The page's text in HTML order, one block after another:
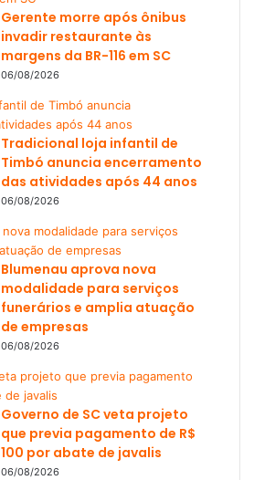
Gerente morre após ônibus
invadir restaurante às
margens da BR-116 em SC
06/08/2026
Tradicional loja infantil de
Timbó anuncia encerramento
das atividades após 44 anos
06/08/2026
Blumenau aprova nova
modalidade para serviços
funerários e amplia atuação
de empresas
06/08/2026
Governo de SC veta projeto
que previa pagamento de R$
100 por abate de javalis
06/08/2026